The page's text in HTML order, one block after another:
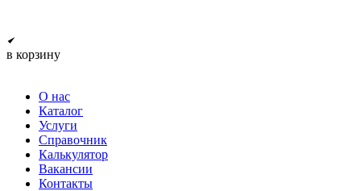
в корзину
О нас
Каталог
Услуги
Справочник
Калькулятор
Вакансии
Контакты